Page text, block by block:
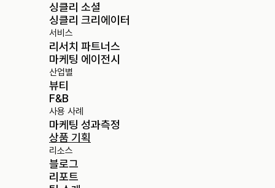
싱클리 크리에이터
싱클리 소셜
산업별
뷰티
F&B
사용 사례
마케팅 성과측정
상품 기획
리소스
블로그
리포트
서비스
리서치 파트너스
마케팅 에이전시